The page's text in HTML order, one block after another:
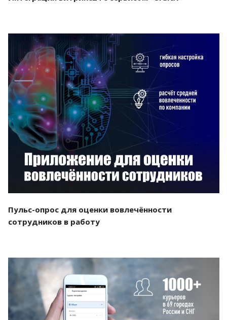
Смотреть проект
Пульс-опрос для оценки вовлечённости
сотрудников в работу